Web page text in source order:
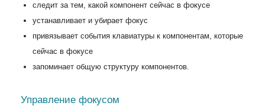
следит за тем, какой компонент сейчас в фокусе
устанавливает и убирает фокус
привязывает события клавиатуры к компонентам, которые
сейчас в фокусе
запоминает общую структуру компонентов.
Управление фокусом